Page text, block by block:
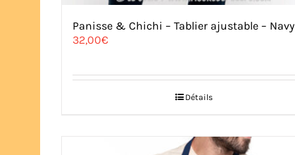
Panisse & Chichi – Tablier ajustable – Navy
32,00€
Détails